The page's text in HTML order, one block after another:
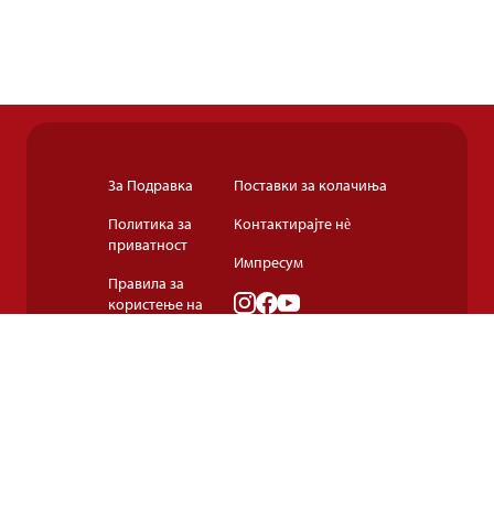
За Подравка
Политика за
приватност
Правила за
користење на
Поставки за колачиња
Контактирајте нè
Импресум